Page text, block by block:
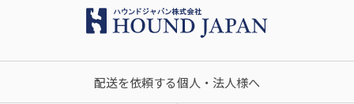
配送を依頼する個人・法人様へ